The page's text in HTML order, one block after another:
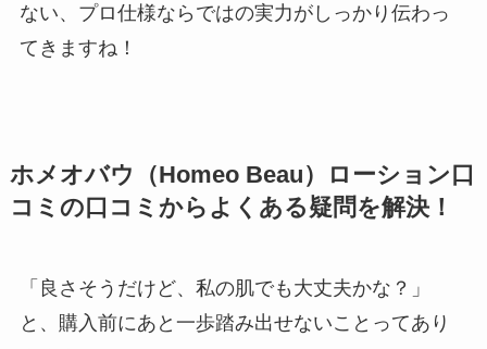
ない、プロ仕様ならではの実力がしっかり伝わっ
てきますね！
ホメオバウ（Homeo Beau）ローション口
コミの口コミからよくある疑問を解決！
「良さそうだけど、私の肌でも大丈夫かな？」
と、購入前にあと一歩踏み出せないことってあり